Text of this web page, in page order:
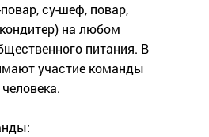
су-шеф, повар,
на любом
питания. В
участие команды